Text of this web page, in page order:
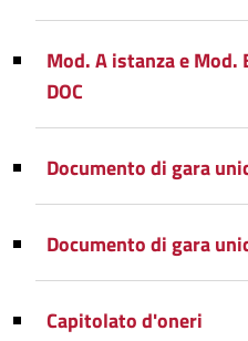
Mod. A istanza e Mod.
DOC
Documento di gara
Documento di gara
Capitolato d'oneri